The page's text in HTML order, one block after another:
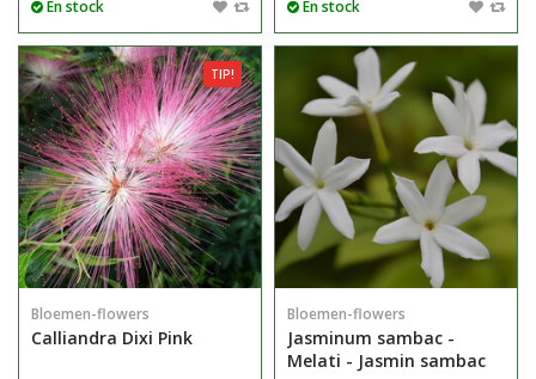
En stock En stock
TIP!
Bloemen-flowers
Calliandra Dixi Pink
Bloemen-flowers
Jasminum sambac -
Melati - Jasmin sambac